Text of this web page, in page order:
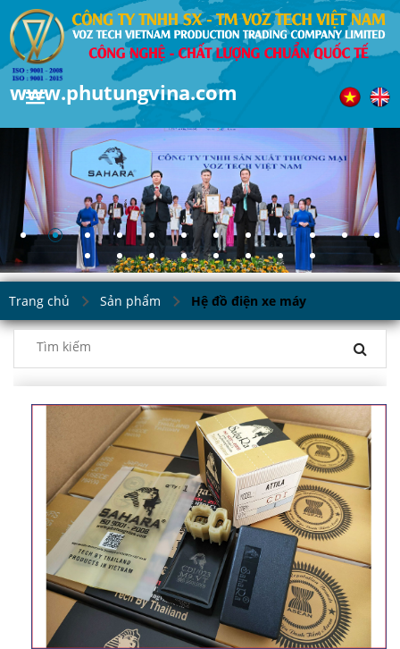
www.phutungvina.com
Trang chủ Sản phẩm Hệ đồ điện xe máy